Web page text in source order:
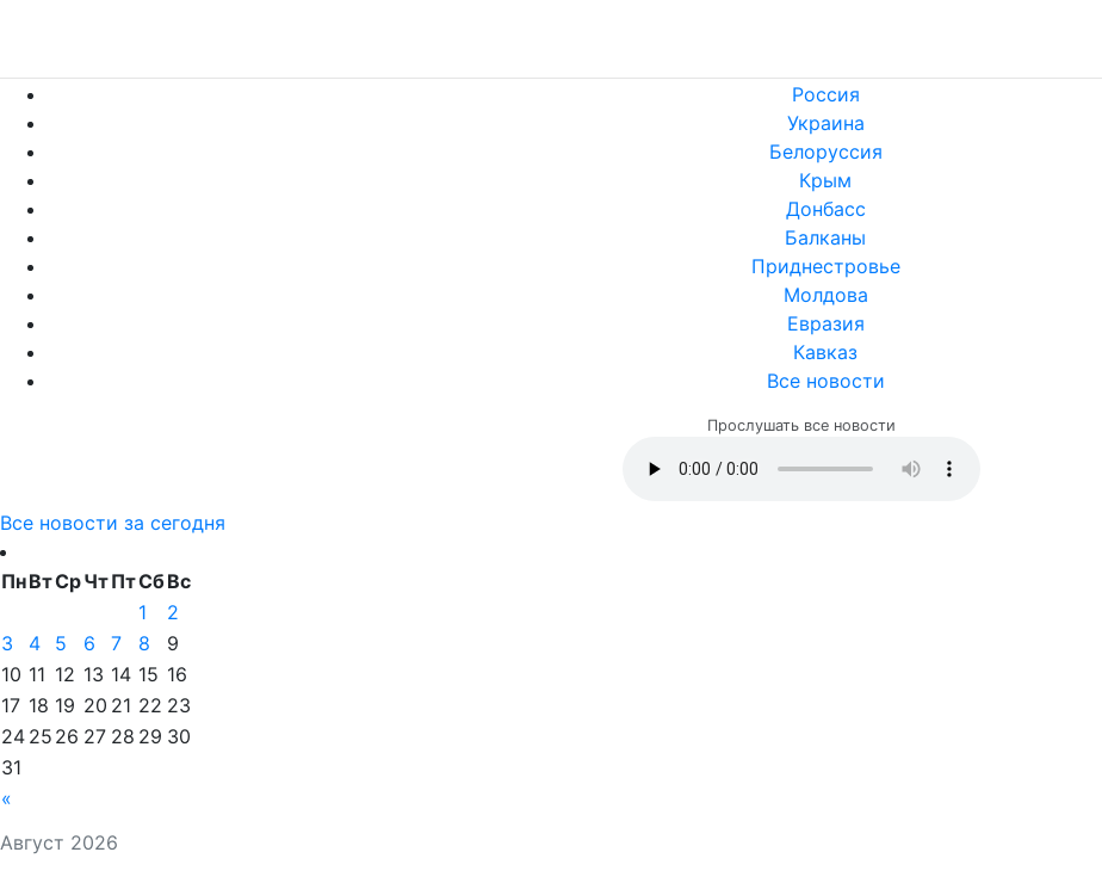
Россия
Украина
Белоруссия
Крым
Донбасс
Балканы
Приднестровье
Молдова
Евразия
Кавказ
Все новости
Прослушать все новости
Все новости за сегодня
Август 2026
ПнВтСрЧтПтСбВс
«
1
2
3
4 5 6 7 8
9
10 11 12 13 14 15 16
17 18 19 20 21 22 23
24 25 26 27 28 29 30
31